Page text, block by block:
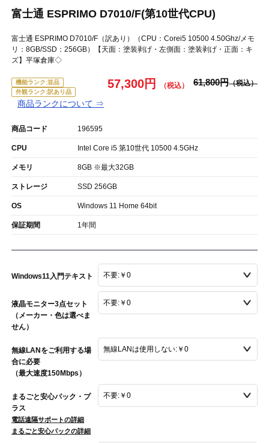
富士通 ESPRIMO D7010/F(第10世代CPU)
富士通 ESPRIMO D7010/F（訳あり）（CPU：Corei5 10500 4.50Ghz/メモ
リ：8GB/SSD：256GB）【天面：塗装剥げ・左側面：塗装剥げ・正面：キ
ズ】平塚倉庫◇
機能ランク:並品
外観ランク:訳あり品
商品ランクについて ⇒
57,300円 61,800円
商品コード 196595
CPU Intel Core i5 第10世代 10500 4.5GHz
メモリ 8GB ※最大32GB
ストレージ SSD 256GB
OS Windows 11 Home 64bit
保証期間 1年間
Windows11入門テキスト
液晶モニター3点セット
（メーカー・色は選べま
せん）
無線LANをご利用する場
合に必要
（最大速度150Mbps）
まるごと安心パック・プ
ラス
電話遠隔サポートの詳細
まるごと安心パックの詳細